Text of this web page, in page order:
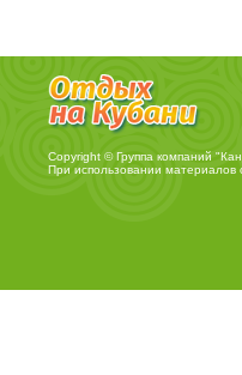
Copyright © Группа компаний
При использовании материалов